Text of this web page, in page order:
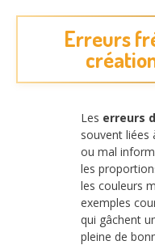
Erreurs
Les erreurs
souvent liées
ou mal
les
les couleurs
exemples
qui gâchent
pleine de